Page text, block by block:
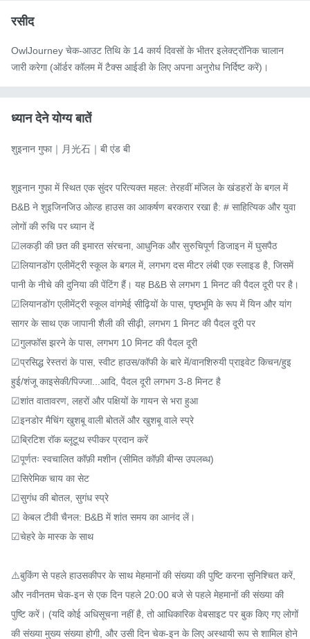
रसीद
OwlJourney चेक-आउट तिथि के 14 कार्य दिवसों के भीतर इलेक्ट्रॉनिक चालान
जारी करेगा (ऑर्डर कॉलम में टैक्स आईडी के लिए अपना अनुरोध निर्दिष्ट करें)।
ध्यान देने योग्य बातें
शुइनान गुफा｜月光石｜बी एंड बी
शुइनान गुफा में स्थित एक सुंदर परित्यक्त महल: तेरहवीं मंजिल के खंडहरों के बगल में
B&B ने शुइजिनजिउ ओल्ड हाउस का आकर्षण बरकरार रखा है: # साहित्यिक और युवा
लोगों की रुचि पर ध्यान दें
☑लकड़ी की छत की इमारत संरचना, आधुनिक और सुरुचिपूर्ण डिजाइन में घुसपैठ
☑लियानडोंग एलीमेंट्री स्कूल के बगल में, लगभग दस मीटर लंबी एक स्लाइड है, जिसमें
पानी के नीचे की दुनिया की पेंटिंग हैं। यह B&B से लगभग 1 मिनट की पैदल दूरी पर है।
☑लियानडोंग एलीमेंट्री स्कूल वांगमेई सीढ़ियों के पास, पृष्ठभूमि के रूप में यिन और यांग
सागर के साथ एक जापानी शैली की सीढ़ी, लगभग 1 मिनट की पैदल दूरी पर
☑गुलफॉस झरने के पास, लगभग 10 मिनट की पैदल दूरी
☑प्रसिद्ध रेस्तरां के पास, स्वीट हाउस/कॉफी के बारे में/वानशिरुयी प्राइवेट किचन/हुइ
हुई/शंजू काइसेकी/पिज्जा...आदि, पैदल दूरी लगभग 3-8 मिनट है
☑शांत वातावरण, लहरों और पक्षियों के गायन से भरा हुआ
☑इनडोर मैचिंग खुशबू वाली बोतलें और खुशबू वाले स्प्रे
☑ब्रिटिश रॉक ब्लूटूथ स्पीकर प्रदान करें
☑पूर्णतः स्वचालित कॉफ़ी मशीन (सीमित कॉफ़ी बीन्स उपलब्ध)
☑सिरेमिक चाय का सेट
☑सुगंध की बोतल, सुगंध स्प्रे
☑ केबल टीवी चैनल: B&B में शांत समय का आनंद लें।
☑चेहरे के मास्क के साथ
⚠️बुकिंग से पहले हाउसकीपर के साथ मेहमानों की संख्या की पुष्टि करना सुनिश्चित करें,
और नवीनतम चेक-इन से एक दिन पहले 20:00 बजे से पहले मेहमानों की संख्या की
पुष्टि करें। (यदि कोई अधिसूचना नहीं है, तो आधिकारिक वेबसाइट पर बुक किए गए लोगों
की संख्या मुख्य संख्या होगी, और उसी दिन चेक-इन के लिए अस्थायी रूप से शामिल होने